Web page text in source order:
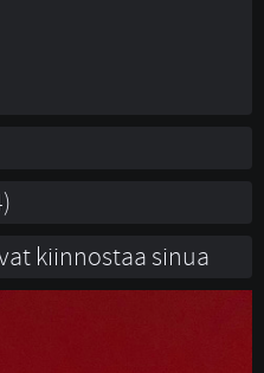
kiinnostaa sinua